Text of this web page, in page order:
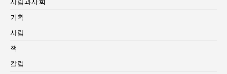
기획
사람
책
칼럼